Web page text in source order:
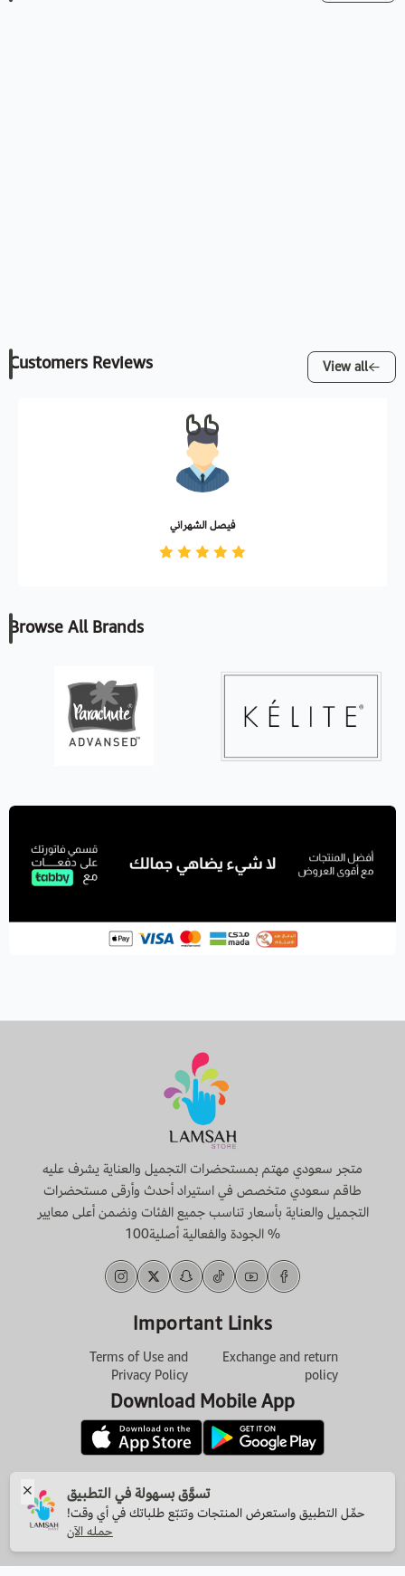
Customers Reviews View all
فيصل الشهراني
Browse All Brands
متجر سعودي مهتم بمستحضرات التجميل والعناية يشرف عليه
طاقم سعودي متخصص في استيراد أحدث وأرقى مستحضرات
التجميل والعناية بأسعار تناسب جميع الفئات ونضمن أعلى معايير
الجودة والفعالية أصلية100 %
Important Links
Terms of Use and
Privacy Policy
Exchange and return
policy
Download Mobile App
VAT Account Number
311035551400003
تسوَّق بسهولة في التطبيق
حمِّل التطبيق واستعرض المنتجات وتتبّع طلباتك في أي وقت!
حمله الآن